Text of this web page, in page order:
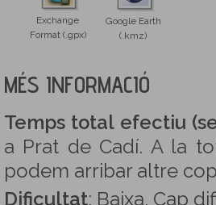
Exchange
Format (.gpx)
Google Earth
(.kmz)
MÉS INFORMACIÓ
Temps total efectiu
a Prat de Cadí. A la
podem arribar altre
Dificultat: Baixa. Cap